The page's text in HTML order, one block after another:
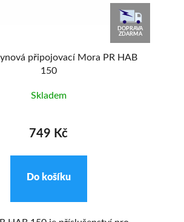
DOPRAVA
ZDARMA
připojovací Mora PR HAB
150
Skladem
749 Kč
Do košíku